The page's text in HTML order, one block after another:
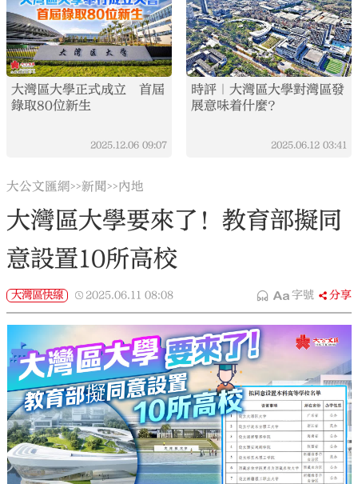
大灣區大學正式成立 首屆
錄取80位新生
2025.12.06 09:07
時評｜大灣區大學對灣區發
展意味着什麼？
2025.06.12 03:41
大公文匯網>>新聞>>內地
大灣區大學要來了！教育部擬同
意設置10所高校
大灣區快線 2025.06.11 08:08 字號 分享